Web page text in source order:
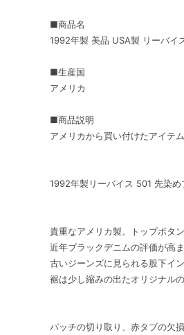
■商品名
1992年製 美品 USA製 リーバイ
■生産国
アメリカ
■商品説明
アメリカから買い付けたアイテム
1992年製リーバイス 501 先染め
貴重なアメリカ製。トップボタ
近年ブラックデニムの評価が高
古いジーンズに見られる股下イ
裾は少し縮みの出たオリジナル
パッチの切り取り、赤タブの欠